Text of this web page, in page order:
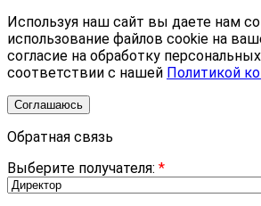
Используя наш сайт вы даете нам
использование файлов cookie на
согласие на обработку
соответствии с нашей Политикой
Соглашаюсь
Обратная связь
Выберите получателя: *